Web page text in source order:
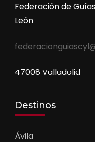
Federación de
León
47008 Valladolid
Destinos
Ávila